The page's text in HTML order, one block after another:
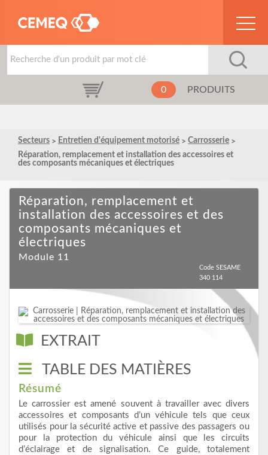
0 PRODUITS
Secteurs Entretien d'équipement motorisé
Carrosserie
Réparation, remplacement et installation des accessoires et
des composants mécaniques et électriques
Réparation, remplacement et
installation des accessoires et des
composants mécaniques et
électriques
Module 11
Code SESAME
340 114
EXTRAIT
TABLE DES MATIÈRES
Résumé
Le carrossier est amené souvent à travailler avec divers
accessoires et composants d’un véhicule tels que ceux
utilisés pour la sécurité active et passive des passagers ou
pour la protection du véhicule ainsi que les circuits
d’éclairage et de signalisation. Ce guide, totalement